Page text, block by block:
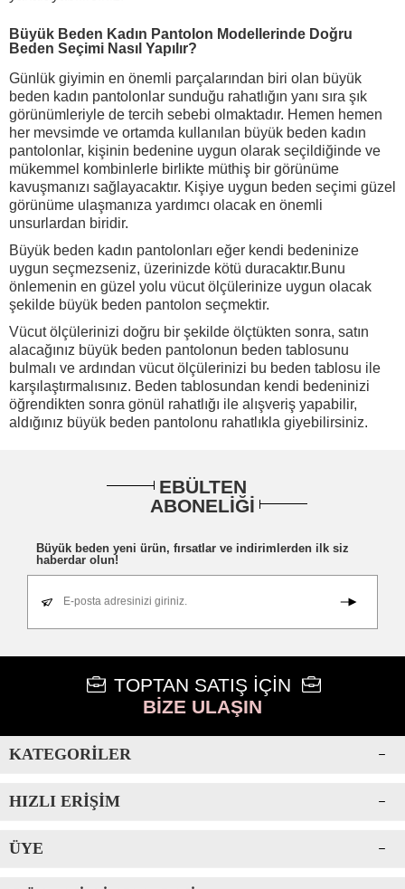
Büyük Beden Kadın Pantolon Modellerinde Doğru
Beden Seçimi Nasıl Yapılır?
Günlük giyimin en önemli parçalarından biri olan büyük
beden kadın pantolonlar sunduğu rahatlığın yanı sıra şık
görünümleriyle de tercih sebebi olmaktadır. Hemen hemen
her mevsimde ve ortamda kullanılan büyük beden kadın
pantolonlar, kişinin bedenine uygun olarak seçildiğinde ve
mükemmel kombinlerle birlikte müthiş bir görünüme
kavuşmanızı sağlayacaktır. Kişiye uygun beden seçimi güzel
görünüme ulaşmanıza yardımcı olacak en önemli
unsurlardan biridir.
Büyük beden kadın pantolonları eğer kendi bedeninize
uygun seçmezseniz, üzerinizde kötü duracaktır.Bunu
önlemenin en güzel yolu vücut ölçülerinize uygun olacak
şekilde büyük beden pantolon seçmektir.
Vücut ölçülerinizi doğru bir şekilde ölçtükten sonra, satın
alacağınız büyük beden pantolonun beden tablosunu
bulmalı ve ardından vücut ölçülerinizi bu beden tablosu ile
karşılaştırmalısınız. Beden tablosundan kendi bedeninizi
öğrendikten sonra gönül rahatlığı ile alışveriş yapabilir,
aldığınız büyük beden pantolonu rahatlıkla giyebilirsiniz.
EBÜLTEN
ABONELİĞİ
Büyük beden yeni ürün, fırsatlar ve indirimlerden ilk siz
haberdar olun!
E-posta adresinizi giriniz.
TOPTAN SATIŞ İÇİN
BİZE ULAŞIN
KATEGORILER
HIZLI ERIŞIM
ÜYE